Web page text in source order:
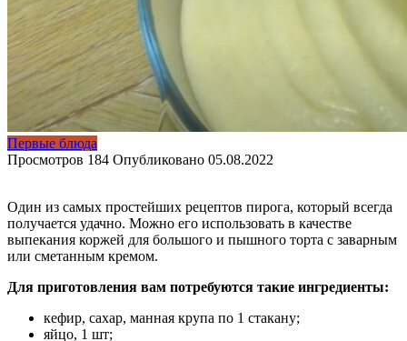
Первые блюда
Просмотров 184 Опубликовано 05.08.2022
Один из самых простейших рецептов пирога, который всегда
получается удачно. Можно его использовать в качестве
выпекания коржей для большого и пышного торта с заварным
или сметанным кремом.
Для приготовления вам потребуются такие ингредиенты:
кефир, сахар, манная крупа по 1 стакану;
яйцо, 1 шт;